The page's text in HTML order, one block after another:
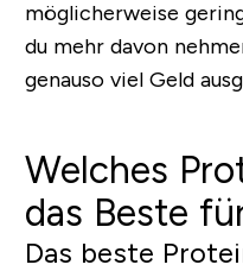
möglicherweise
du mehr davon
genauso viel Geld
Welches
das Beste
Das beste